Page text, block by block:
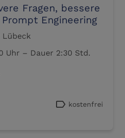
Fragen, bessere
Engineering
Lübeck
10. August, 14:00 Uhr – Dauer 2:30 Std.
label kostenfrei